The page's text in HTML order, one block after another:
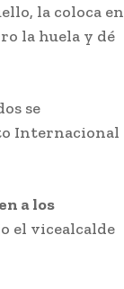
la coloca en
la huela y dé
se
Internacional
a los
el vicealcalde